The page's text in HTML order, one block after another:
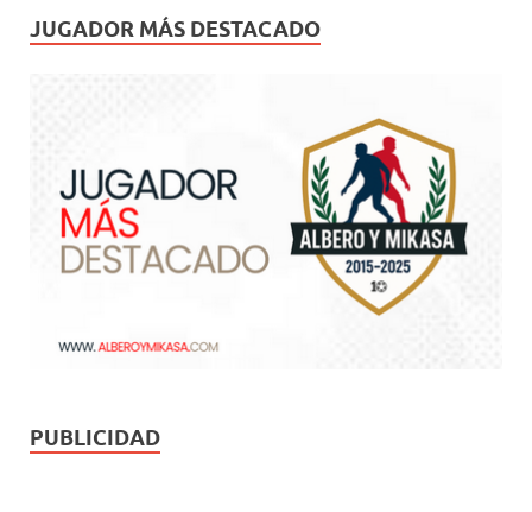
JUGADOR MÁS DESTACADO
PUBLICIDAD